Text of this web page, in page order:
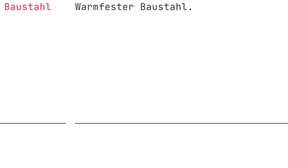
Baustahl Warmfester Baustahl.